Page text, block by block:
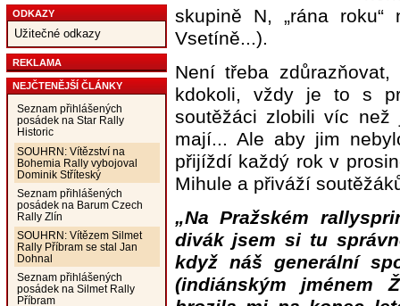
ODKAZY
Užitečné odkazy
REKLAMA
NEJČTENĚJŠÍ ČLÁNKY
Seznam přihlášených
posádek na Star Rally
Historic
SOUHRN: Vítězství na
Bohemia Rally vybojoval
Dominik Stříteský
Seznam přihlášených
posádek na Barum Czech
Rally Zlín
SOUHRN: Vítězem Silmet
Rally Příbram se stal Jan
Dohnal
Seznam přihlášených
posádek na Silmet Rally
Příbram
skupině N, „rána roku“
Vsetíně...).
Není třeba
kdokoli, vždy je to s
soutěžáci zlobili víc
mají... Ale aby jim
přijíždí každý rok v
Mihule a přiváží
„Na Pražském
divák jsem si tu
když náš generální
(indiánským jménem